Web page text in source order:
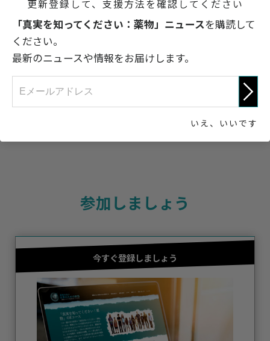
Nボム：その歴史
インターネット上で薬物の売人がよく使う誘い
参加しましょう
今すぐ登録しましょう
更新登録して、支援方法を確認してください
「真実を知ってください：薬物」ニュースを購読して
ください。
最新のニュースや情報をお届けします。
いえ、いいです